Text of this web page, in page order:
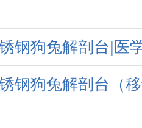
钢狗兔解剖台|医
钢狗兔解剖台（